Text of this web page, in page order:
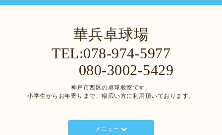
華兵卓球場
TEL:078-974-5977
080-3002-5429
神戸市西区の卓球教室です。
小学生からお年寄りまで、幅広い方に利用頂いております。
メニュー